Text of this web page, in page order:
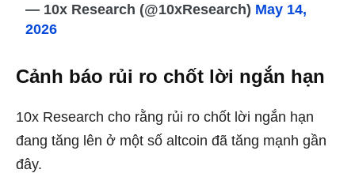
— 10x Research (@10xResearch) May 14,
2026
Cảnh báo rủi ro chốt lời ngắn hạn
10x Research cho rằng rủi ro chốt lời ngắn hạn
đang tăng lên ở một số altcoin đã tăng mạnh gần
đây.